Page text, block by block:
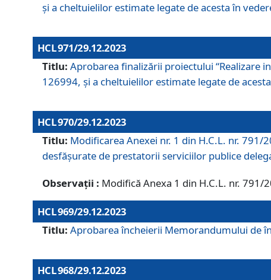
și a cheltuielilor estimate legate de acesta în
HCL 971/29.12.2023
Titlu: Aprobarea finalizării proiectului “Realizare
126994, și a cheltuielilor estimate legate de
HCL 970/29.12.2023
Titlu: Modificarea Anexei nr. 1 din H.C.L. nr.
desfășurate de prestatorii serviciilor publice
Observații : Modifică Anexa 1 din H.C.L. nr. 791/
HCL 969/29.12.2023
Titlu: Aprobarea încheierii Memorandumului de
HCL 968/29.12.2023